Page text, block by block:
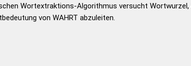
Wortextraktions-Algorithmus versucht
von WAHRT abzuleiten.